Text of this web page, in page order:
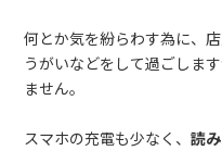
何とか気を紛らわす為に、
うがいなどをして過ごしま
ません。
スマホの充電も少なく、読